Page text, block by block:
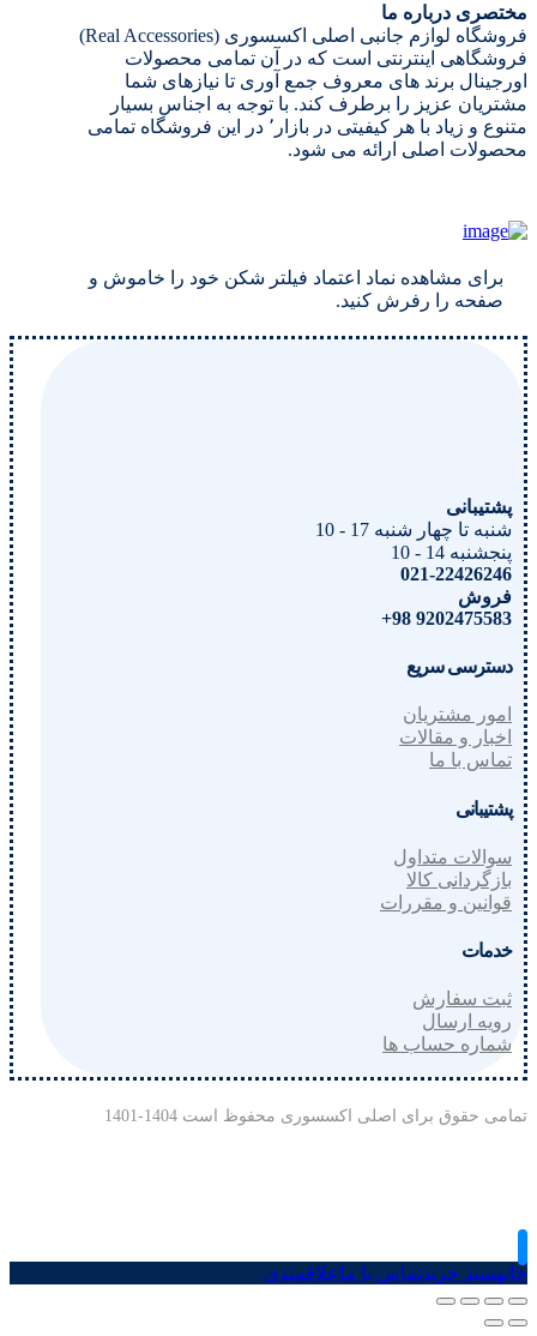
مختصری درباره ما
فروشگاه لوازم جانبی اصلی اکسسوری (Real Accessories)
فروشگاهی اینترنتی است که در آن تمامی محصولات
اورجینال برند های معروف جمع آوری تا نیازهای شما
مشتریان عزیز را برطرف کند. با توجه به اجناس بسیار
متنوع و زیاد با هر کیفیتی در بازار٬ در این فروشگاه تمامی
محصولات اصلی ارائه می شود.
برای مشاهده نماد اعتماد فیلتر شکن خود را خاموش و
صفحه را رفرش کنید.
پشتیبانی
شنبه تا چهار شنبه 17 - 10
پنجشنبه 14 - 10
021-22426246
فروش
9202475583 98+
دسترسی سریع
امور مشتریان
اخبار و مقالات
تماس با ما
پشتیبانی
سوالات متداول
بازگردانی کالا
قوانین و مقررات
خدمات
ثبت سفارش
رویه ارسال
شماره حساب ها
تمامی حقوق برای اصلی اکسسوری محفوظ است 1404-1401
خانهسبد خریدتماس با ماعلاقمندی